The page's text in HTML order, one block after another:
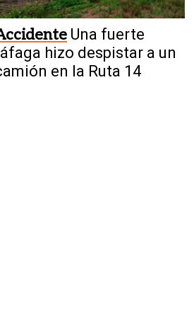
Una fuerte
hizo despistar a un
en la Ruta 14